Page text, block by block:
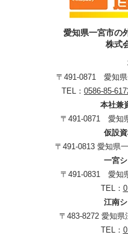
愛知県一宮市の
株式
〒491-0871 愛知県
TEL： 0586-85-
本社兼
〒491-0871 愛知
仮設
〒491-0813 愛知県
一宮
〒491-0831 愛知
TEL：
江南
〒483-8272 愛知
TEL：